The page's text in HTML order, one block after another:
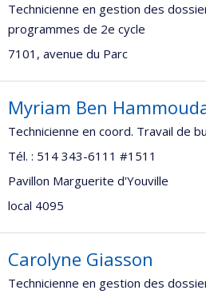
Technicienne en gestion des
programmes de 2e cycle
7101, avenue du Parc
Myriam Ben
Technicienne en coord. Travail de
Tél. : 514 343-6111 #1511
Pavillon Marguerite d'Youville
local 4095
Carolyne Giasson
Technicienne en gestion des